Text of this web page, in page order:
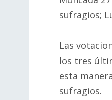
sufragios;
Las
los tres
esta
sufragios.